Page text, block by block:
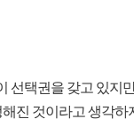
택권을 갖고 있지
진 것이라고 생각